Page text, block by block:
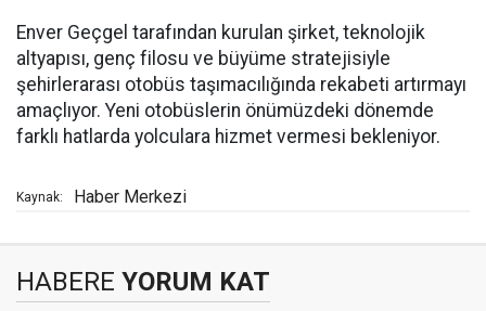
Enver Geçgel tarafından kurulan şirket, teknolojik
altyapısı, genç filosu ve büyüme stratejisiyle
şehirlerarası otobüs taşımacılığında rekabeti artırmayı
amaçlıyor. Yeni otobüslerin önümüzdeki dönemde
farklı hatlarda yolculara hizmet vermesi bekleniyor.
Kaynak: Haber Merkezi
HABERE YORUM KAT